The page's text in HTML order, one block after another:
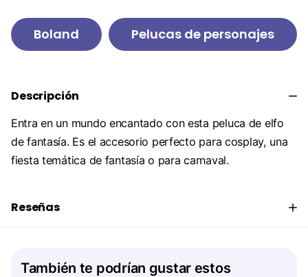
Boland Pelucas de personajes
Descripción
Entra en un mundo encantado con esta peluca de elfo
de fantasía. Es el accesorio perfecto para cosplay, una
fiesta temática de fantasía o para carnaval.
Reseñas
También te podrían gustar estos